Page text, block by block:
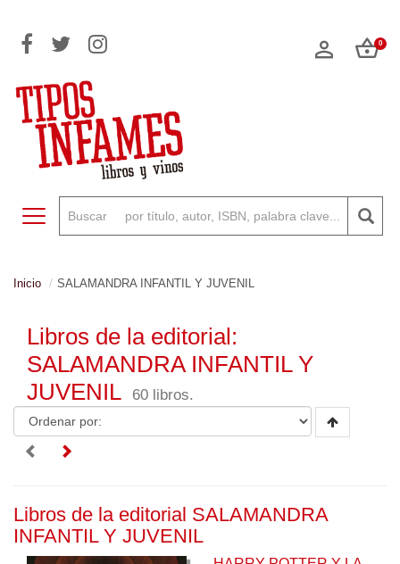
0
Toggle navigation
Inicio SALAMANDRA INFANTIL Y JUVENIL
Libros de la editorial:
SALAMANDRA INFANTIL Y
JUVENIL
60 libros.
Libros de la editorial SALAMANDRA
INFANTIL Y JUVENIL